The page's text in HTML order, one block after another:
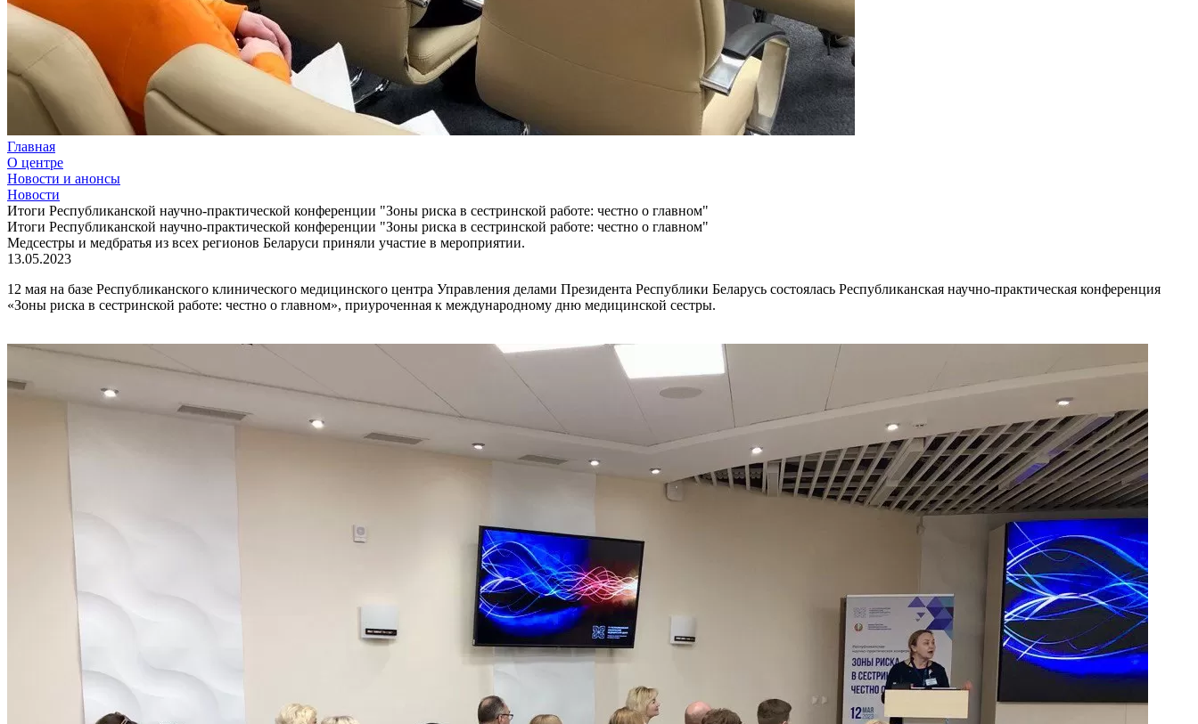
Главная
О центре
Новости и анонсы
Новости
Итоги Республиканской научно-практической конференции "Зоны риска в сестринской работе: честно о главном"
Итоги Республиканской научно-практической конференции "Зоны риска в сестринской работе: честно о главном"
Медсестры и медбратья из всех регионов Беларуси приняли участие в мероприятии.
13.05.2023
12 мая на базе Республиканского клинического медицинского центра Управления делами Президента Республики Беларусь состоялась Республиканская научно-практическая конференция
«Зоны риска в сестринской работе: честно о главном», приуроченная к международному дню медицинской сестры.